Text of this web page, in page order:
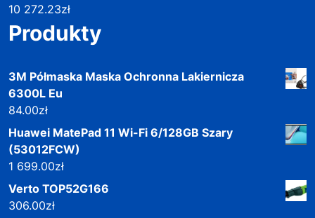
10 272.23zł
Produkty
3M Półmaska Maska Ochronna Lakiernicza
6300L Eu
84.00zł
Huawei MatePad 11 Wi-Fi 6/128GB Szary
(53012FCW)
1 699.00zł
Verto TOP52G166
306.00zł